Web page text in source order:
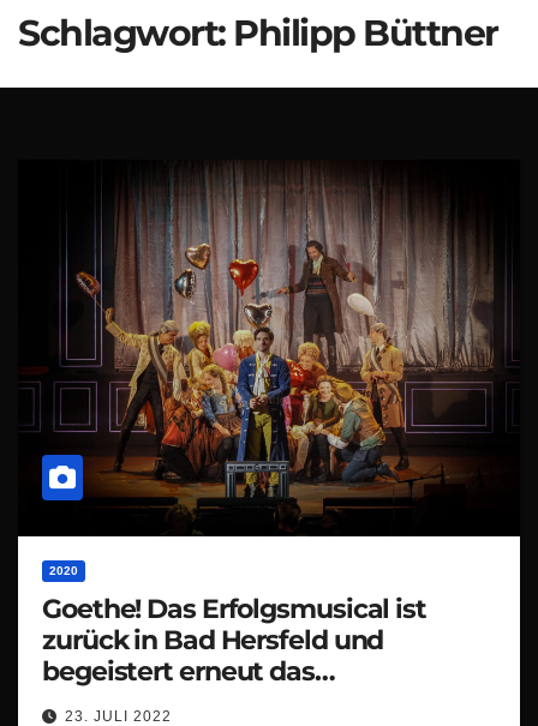
Schlagwort: Philipp Büttner
2020
Goethe! Das Erfolgsmusical ist
zurück in Bad Hersfeld und
begeistert erneut das
Festspielpublikum
23. JULI 2022